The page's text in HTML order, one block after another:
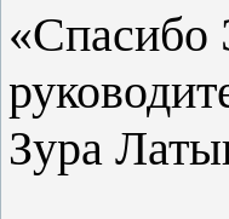
«Спасибо
Зура